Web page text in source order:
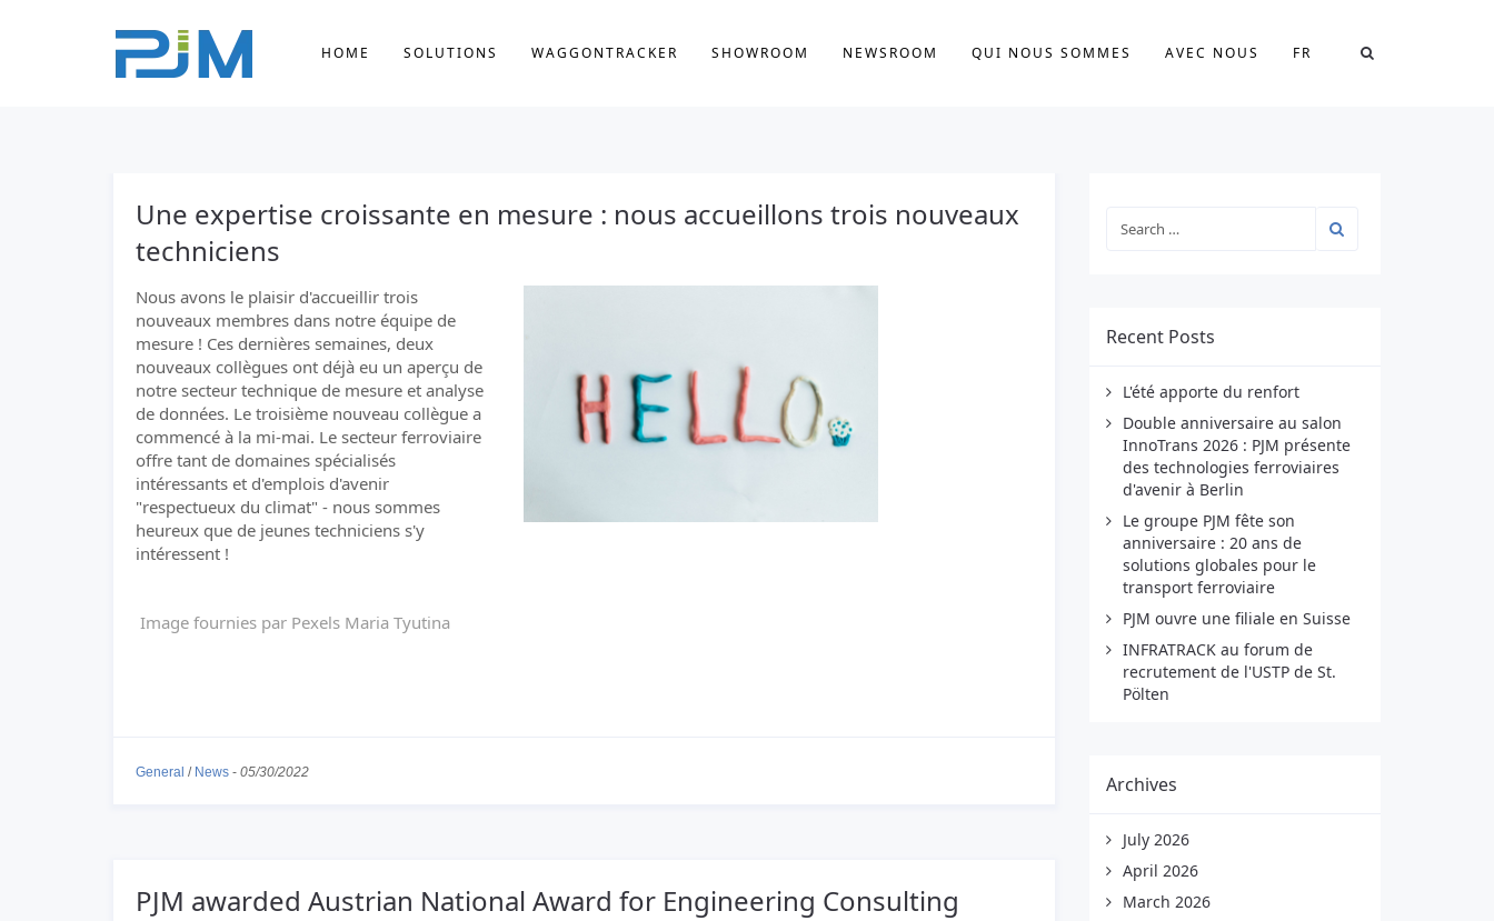
HOME SOLUTIONS WAGGONTRACKER SHOWROOM NEWSROOM QUI NOUS SOMMES AVEC NOUS FR
Une expertise croissante en mesure : nous accueillons trois nouveaux
techniciens
Nous avons le plaisir d'accueillir trois
nouveaux membres dans notre équipe de
mesure ! Ces dernières semaines, deux
nouveaux collègues ont déjà eu un aperçu de
notre secteur technique de mesure et analyse
de données. Le troisième nouveau collègue a
commencé à la mi-mai. Le secteur ferroviaire
offre tant de domaines spécialisés
intéressants et d'emplois d'avenir
"respectueux du climat" - nous sommes
heureux que de jeunes techniciens s'y
intéressent !
Image fournies par Pexels Maria Tyutina
General / News - 05/30/2022
PJM awarded Austrian National Award for Engineering Consulting
Recent Posts
L'été apporte du renfort
Double anniversaire au salon
InnoTrans 2026 : PJM présente
des technologies ferroviaires
d'avenir à Berlin
Le groupe PJM fête son
anniversaire : 20 ans de
solutions globales pour le
transport ferroviaire
PJM ouvre une filiale en Suisse
INFRATRACK au forum de
recrutement de l'USTP de St.
Pölten
Archives
July 2026
April 2026
March 2026